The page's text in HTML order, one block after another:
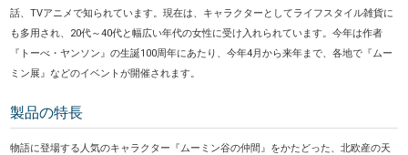
話、TVアニメで知られています。現在は、キャラクターとしてライフスタイル雑貨に
も多用され、20代～40代と幅広い年代の女性に受け入れられています。今年は作者
『トーべ・ヤンソン』の生誕100周年にあたり、今年4月から来年まで、各地で『ムー
ミン展』などのイベントが開催されます。
製品の特長
物語に登場する人気のキャラクター『ムーミン谷の仲間』をかたどった、北欧産の天